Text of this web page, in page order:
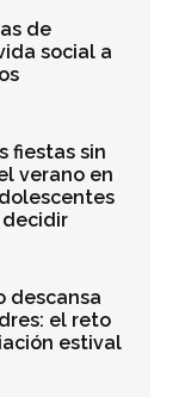
de
social a
fiestas sin
verano en
descansa
el reto
estival